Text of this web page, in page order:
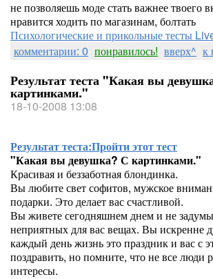
не позволяешь моде стать важнее твоего
нравится ходить по магазинам, болтать
Психологические и прикольные тесты
комментарии: 0 понравилось! вверх^ к
Результат теста "Какая вы
картинками."
18-10-2008 13:08
Результат теста:Пройти этот тест
"Какая вы девушка? С картинками."
Красивая и беззаботная блондинка.
Вы любите свет софитов, мужское
подарки. Это делает вас счастливой.
Вы живете сегодняшнем днем и не
неприятных для вас вещах. Вы искренне
каждый день жизнь это праздник и вас с
поздравить, но помните, что не все люди
интересы.